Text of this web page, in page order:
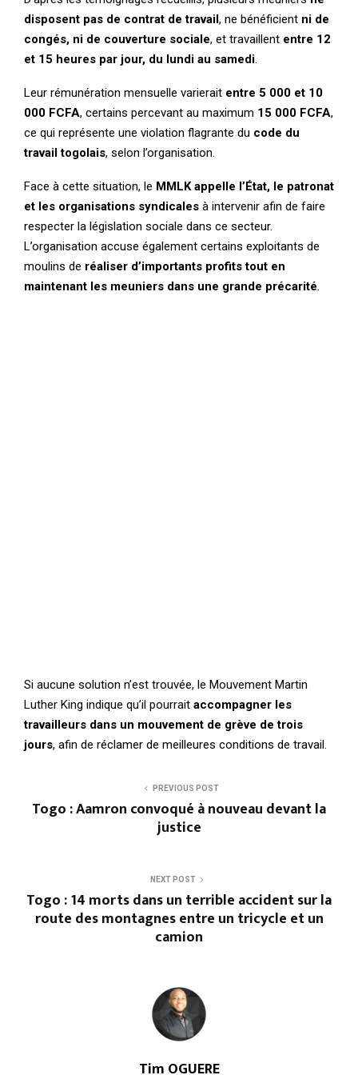
disposent pas de contrat de travail, ne bénéficient ni de
congés, ni de couverture sociale, et travaillent entre 12
et 15 heures par jour, du lundi au samedi
Leur rémunération mensuelle varierait entre 5 000 et 10
000 FCFA, certains percevant au maximum 15 000 FCFA,
ce qui représente une violation flagrante du code du
travail togolais, selon l’organisation.
Face à cette situation, le MMLK appelle l’État, le patronat
et les organisations syndicales à intervenir afin de faire
respecter la législation sociale dans ce secteur.
L’organisation accuse également certains exploitants de
moulins de réaliser d’importants profits tout en
maintenant les meuniers dans une grande précarité
Si aucune solution n’est trouvée, le Mouvement Martin
Luther King indique qu’il pourrait accompagner les
travailleurs dans un mouvement de grève de trois
jours, afin de réclamer de meilleures conditions de travail.
PREVIOUS POST
Togo : Aamron convoqué à nouveau devant la
justice
NEXT POST
Togo : 14 morts dans un terrible accident sur la
route des montagnes entre un tricycle et un
camion
Tim OGUERE